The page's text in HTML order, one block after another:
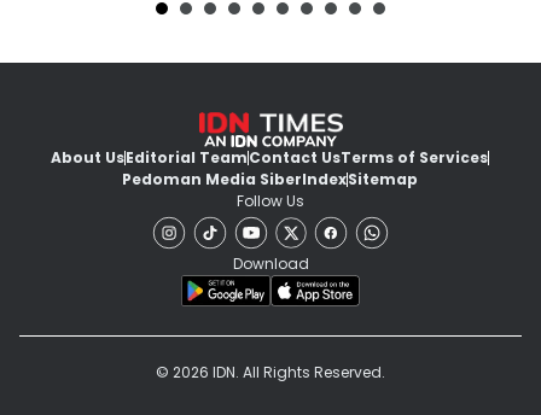
About UsEditorial TeamContact UsTerms of Services
Pedoman Media SiberIndexSitemap
Follow Us
Download
© 2026 IDN. All Rights Reserved.